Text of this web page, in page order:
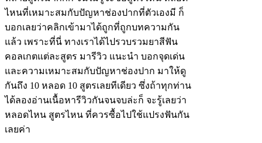
ไหนที่เหมาะสมกับปัญหาช่องปากที่ตัวเองมี ก็
บอกเลยว่าคลิกเข้ามาได้ถูกที่ถูกบทความกัน
แล้ว เพราะที่นี่ ทางเราได้ไปรวบรวมยาสีฟัน
คอลเกตแต่ละสูตร มารีวิว แนะนำ บอกจุดเด่น
และความเหมาะสมกับปัญหาช่องปาก มาให้ดู
กันถึง 10 หลอด 10 สูตรเลยทีเดียว ซึ่งถ้าทุกท่าน
ได้ลองอ่านเนื้อหารีวิวกันจนจบล่ะก็ จะรู้เลยว่า
หลอดไหน สูตรไหน ที่ควรซื้อไปใช้แปรงฟันกัน
เลยค่า